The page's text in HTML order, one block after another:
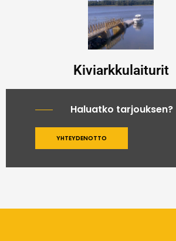
Kiviarkkulaiturit
Haluatko tarjouksen?
YHTEYDENOTTO